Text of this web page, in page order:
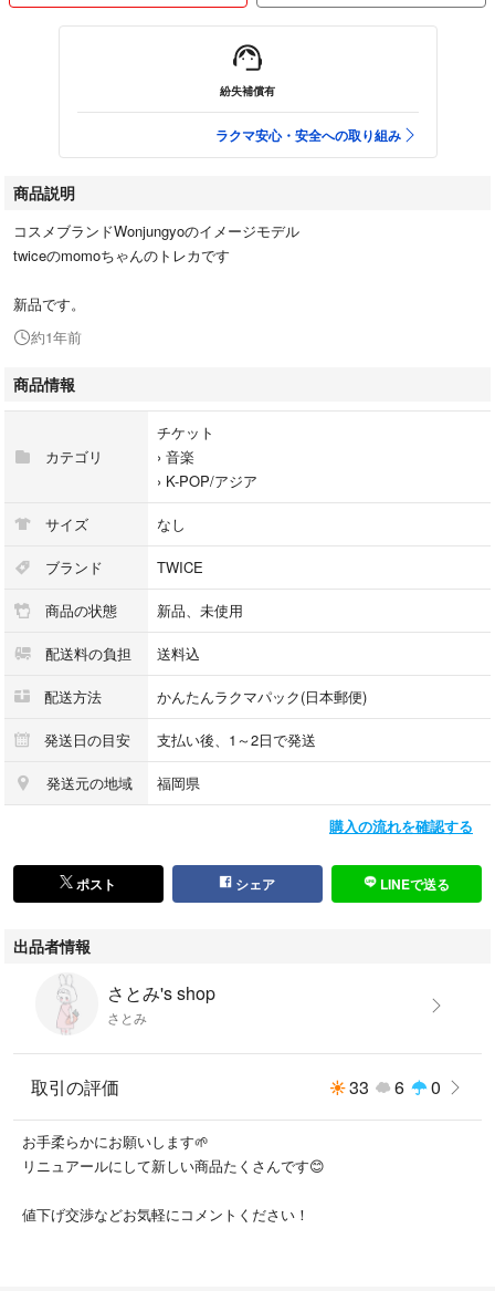
紛失補償有
ラクマ安心・安全への取り組み
商品説明
コスメブランドWonjungyoのイメージモデル
twiceのmomoちゃんのトレカです
新品です。
約1年前
商品情報
カテゴリ
チケット
› 音楽
› K-POP/アジア
サイズ なし
ブランド TWICE
商品の状態 新品、未使用
配送料の負担 送料込
配送方法 かんたんラクマパック(日本郵便)
発送日の目安 支払い後、1～2日で発送
発送元の地域 福岡県
購入の流れを確認する
ポスト シェア LINEで送る
出品者情報
さとみ's shop
さとみ
取引の評価 33 6 0
お手柔らかにお願いします🌱
リニュアールにして新しい商品たくさんです😊
値下げ交渉などお気軽にコメントください！